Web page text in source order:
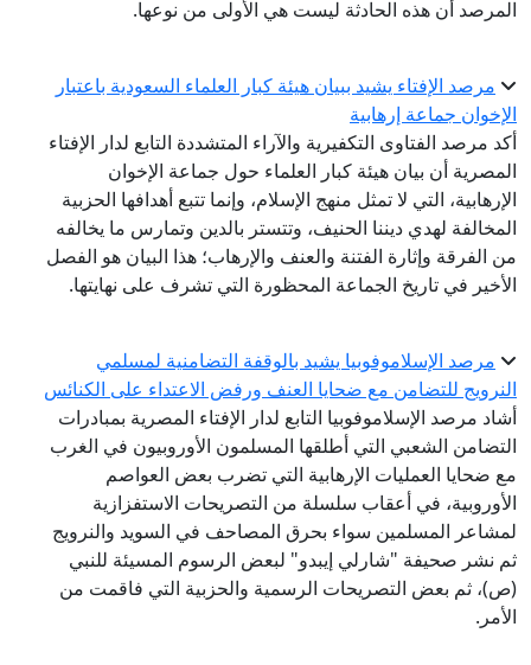
المرصد أن هذه الحادثة ليست هي الأولى من نوعها.
مرصد الإفتاء يشيد ببيان هيئة كبار العلماء السعودية باعتبار
الإخوان جماعة إرهابية
أكد مرصد الفتاوى التكفيرية والآراء المتشددة التابع لدار الإفتاء
المصرية أن بيان هيئة كبار العلماء حول جماعة الإخوان
الإرهابية، التي لا تمثل منهج الإسلام، وإنما تتبع أهدافها الحزبية
المخالفة لهدي ديننا الحنيف، وتتستر بالدين وتمارس ما يخالفه
من الفرقة وإثارة الفتنة والعنف والإرهاب؛ هذا البيان هو الفصل
الأخير في تاريخ الجماعة المحظورة التي تشرف على نهايتها.
مرصد الإسلاموفوبيا يشيد بالوقفة التضامنية لمسلمي
النرويج للتضامن مع ضحايا العنف ورفض الاعتداء على الكنائس
أشاد مرصد الإسلاموفوبيا التابع لدار الإفتاء المصرية بمبادرات
التضامن الشعبي التي أطلقها المسلمون الأوروبيون في الغرب
مع ضحايا العمليات الإرهابية التي تضرب بعض العواصم
الأوروبية، في أعقاب سلسلة من التصريحات الاستفزازية
لمشاعر المسلمين سواء بحرق المصاحف في السويد والنرويج
ثم نشر صحيفة "شارلي إيبدو" لبعض الرسوم المسيئة للنبي
(ص)، ثم بعض التصريحات الرسمية والحزبية التي فاقمت من
الأمر.